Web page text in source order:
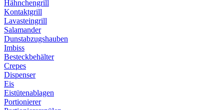
Hähnchengrill
Kontaktgrill
Lavasteingrill
Salamander
Dunstabzugshauben
Imbiss
Besteckbehälter
Crepes
Dispenser
Eis
Eistütenablagen
Portionierer